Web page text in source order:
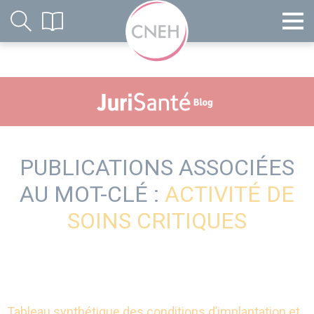
PUBLICATIONS ASSOCIÉES
AU MOT-CLÉ : ACTIVITÉ DE
SOINS CRITIQUES